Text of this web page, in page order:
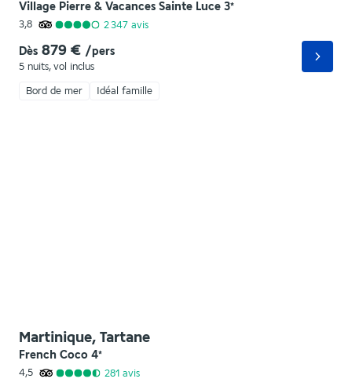
Village Pierre & Vacances Sainte Luce 3*
3,8
2 347 avis
Dès 879 € /pers
5 nuits, vol inclus
Bord de mer Idéal famille
Martinique, Tartane
French Coco 4*
4,5
281 avis